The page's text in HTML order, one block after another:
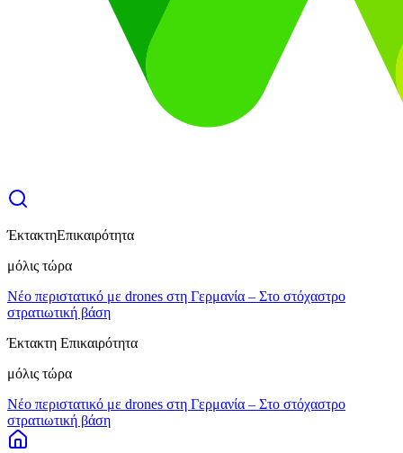
ΈκτακτηΕπικαιρότητα
μόλις τώρα
Νέο περιστατικό με drones στη Γερμανία – Στο στόχαστρο
στρατιωτική βάση
Έκτακτη Επικαιρότητα
μόλις τώρα
Νέο περιστατικό με drones στη Γερμανία – Στο στόχαστρο
στρατιωτική βάση